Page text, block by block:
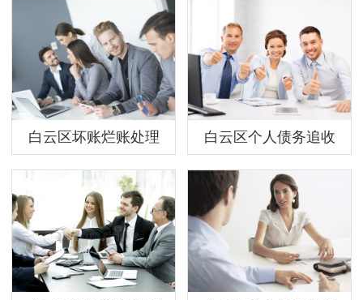
白云区坏账烂账处理 白云区个人债务追收